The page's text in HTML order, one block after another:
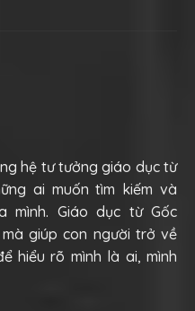
hệ tư tưởng giáo dục từ
ai muốn tìm kiếm và
mình. Giáo dục từ Gốc
giúp con người trở về
hiểu rõ mình là ai, mình